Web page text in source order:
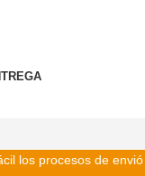
los procesos de envió